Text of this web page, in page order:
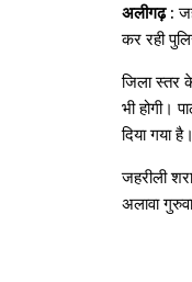
अलीगढ़ :
कर रही
जिला स्तर
भी होगी।
दिया गया है।
जहरीली
अलावा